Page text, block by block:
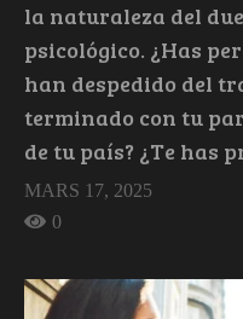
la naturaleza del
psicológico. ¿Has
han despedido del
terminado con tu
de tu país? ¿Te has
MARS 17, 2025
0